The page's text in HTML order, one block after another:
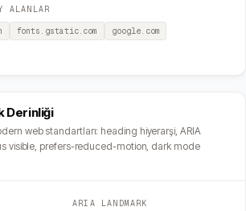
ALANLAR
fonts.gstatic.com
google.com
Derinliği
web standartları: heading hiyerarşi, ARIA
visible, prefers-reduced-motion, dark mode
ARIA LANDMARK